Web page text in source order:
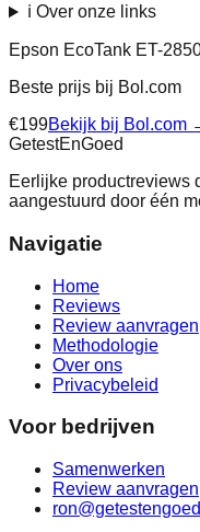
ℹ️ Over onze links
Epson EcoTank ET-
Beste prijs bij Bol.com
€199Bekijk bij Bol.com
GetestEnGoed
Eerlijke productreviews
aangestuurd door één
Navigatie
Home
Reviews
Review aanvragen
Methodologie
Over ons
Privacybeleid
Voor bedrijven
Samenwerken
Review aanvragen